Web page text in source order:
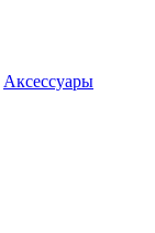
Аксессуары